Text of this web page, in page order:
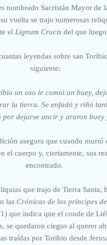
nombrado Sacristán Mayor de
vuelta se trajo numerosas
el Lignum Crucis del que
leyendas sobre san
siguiente:
un oso le comió un buey,
la tierra. Se enfadó y riñó
por dejarse uncir y araron buey
asegura que cuando murió
el cuerpo y, ciertamente, sus
encontrado.
que trajo de Tierra Santa,
las Crónicas de los príncipes
que indica que el conde de
se quedaron ciegos al querer
traídas por Toribio desde